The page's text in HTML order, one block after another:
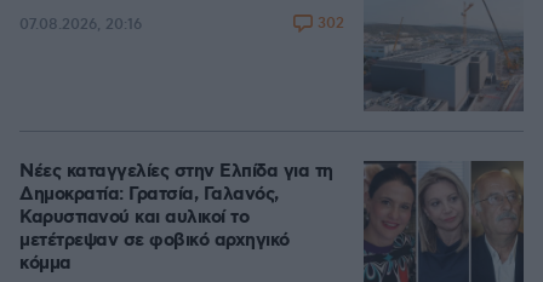
07.08.2026, 20:16 302
Νέες καταγγελίες στην Ελπίδα για τη
Δημοκρατία: Γρατσία, Γαλανός,
Καρυστιανού και αυλικοί το
μετέτρεψαν σε φοβικό αρχηγικό
κόμμα